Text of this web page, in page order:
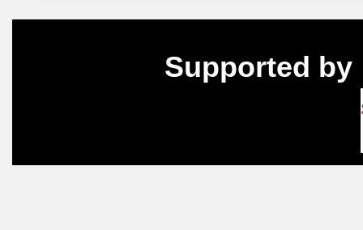
Supported by